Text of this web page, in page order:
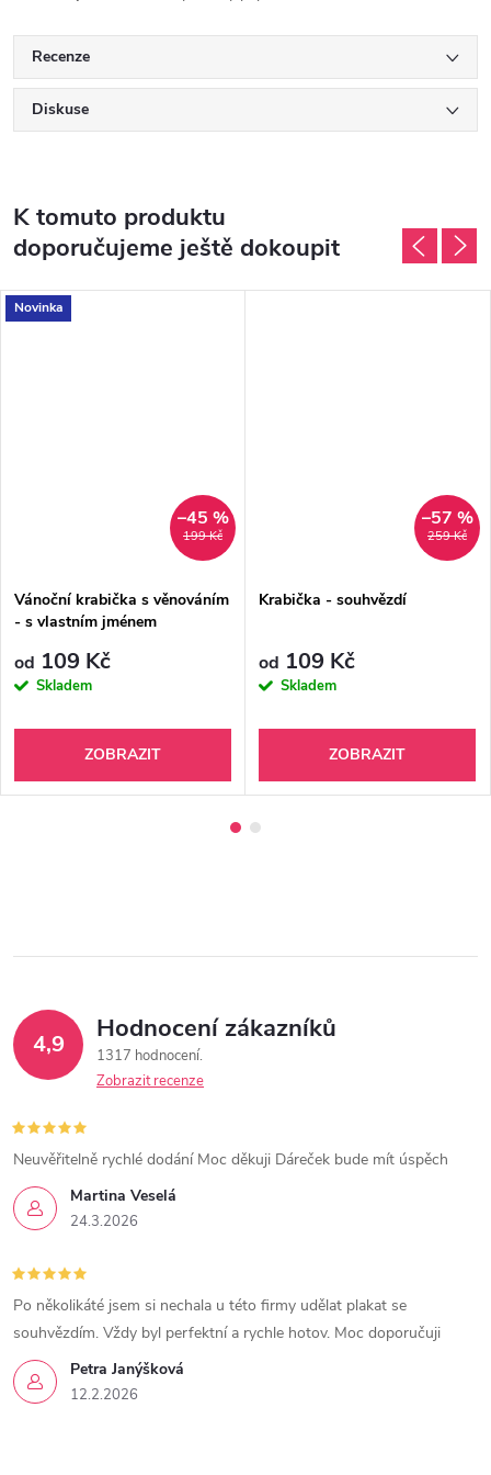
Recenze
Diskuse
K tomuto produktu
doporučujeme ještě dokoupit
Novinka
199 Kč
–45 %
Vánoční krabička s věnováním
- s vlastním jménem
od 109 Kč
Skladem
ZOBRAZIT
259 Kč
–57 %
Krabička - souhvězdí
od 109 Kč
Skladem
ZOBRAZIT
4,9 Hodnocení zákazníků
1317 hodnocení
Zobrazit recenze
Martina Veselá
24.3.2026
Neuvěřitelně rychlé dodání Moc děkuji Dáreček bude mít úspěch
Petra Janýšková
12.2.2026
Po několikáté jsem si nechala u této firmy udělat plakat se
souhvězdím. Vždy byl perfektní a rychle hotov. Moc doporučuji